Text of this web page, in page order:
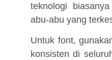
teknologi
abu-abu yang
Untuk font,
konsisten di